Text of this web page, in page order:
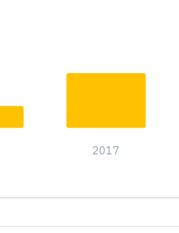
22
18
9
2017